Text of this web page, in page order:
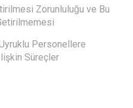
Zorunluluğu ve Bu
Personellere
Süreçler